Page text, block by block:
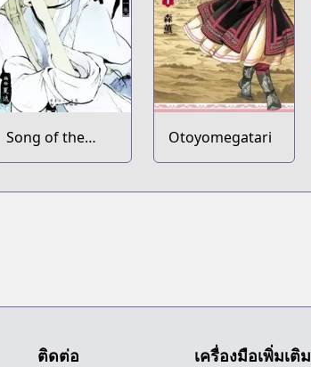
Song of the
Long March
Otoyomegatari
ติดต่อ เครื่องมือเพิ่มเติม